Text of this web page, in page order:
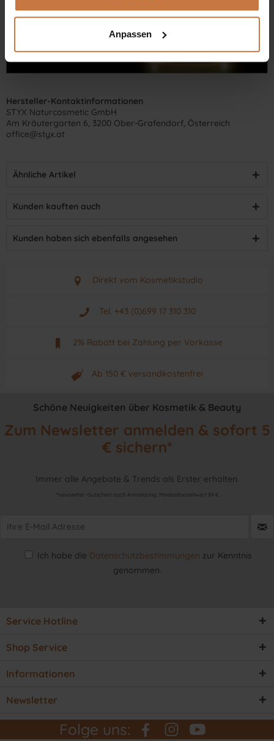
Anpassen
Hersteller-Kontaktinformationen
STYX Naturcosmetic GmbH
Am Kräutergarten 6, 3200 Ober-Grafendorf, Österreich
office@styx.at
Ähnliche Artikel
Kunden kauften auch
Kunden haben sich ebenfalls angesehen
Direkt vom Kosmetikstudio
Aus Graz - Österreich
Tel. +43 (0)699 17 310 310
Mo - Fr. von 9 - 17 Uhr
2% Rabatt bei Zahlung per Vorkasse
Neuwertiges & aktuelles Produkt
Ab 150 € versandkostenfrei
Originalprodukt vom Hersteller
Schöne Neuigkeiten über Kosmetik & Beauty
Zum Newsletter anmelden & sofort 5
€ sichern*
Immer alle Angebote & Trends als Erster erhalten.
*Newsletter-Gutschein nach Anmeldung. Mindestbestellwert 99 €
Ich habe die Datenschutzbestimmungen zur Kenntnis
genommen.
Service Hotline
Shop Service
Informationen
Newsletter
Folge uns: